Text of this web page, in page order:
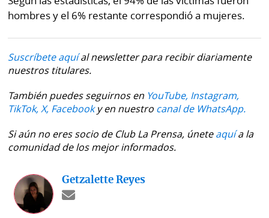
hombres y el 6% restante correspondió a mujeres.
Suscríbete aquíal newsletter para recibir diariamente
nuestros titulares.
También puedes seguirnos en YouTube, Instagram,
TikTok, X, Facebooky en nuestro canal de WhatsApp.
Si aún no eres socio de Club La Prensa, úneteaquía la
comunidad de los mejor informados.
Getzalette Reyes